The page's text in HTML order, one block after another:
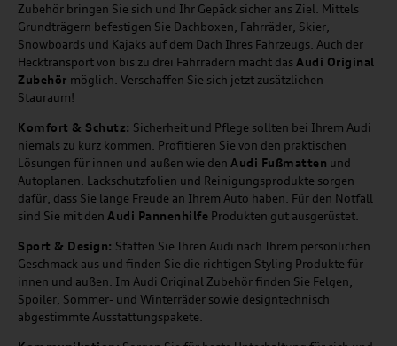
Zubehör bringen Sie sich und Ihr Gepäck sicher ans Ziel. Mittels
Grundträgern befestigen Sie Dachboxen, Fahrräder, Skier,
Snowboards und Kajaks auf dem Dach Ihres Fahrzeugs. Auch der
Hecktransport von bis zu drei Fahrrädern macht das Audi Original
Zubehör möglich. Verschaffen Sie sich jetzt zusätzlichen
Stauraum!
Komfort & Schutz: Sicherheit und Pflege sollten bei Ihrem Audi
niemals zu kurz kommen. Profitieren Sie von den praktischen
Lösungen für innen und außen wie den Audi Fußmatten und
Autoplanen. Lackschutzfolien und Reinigungsprodukte sorgen
dafür, dass Sie lange Freude an Ihrem Auto haben. Für den Notfall
sind Sie mit den Audi Pannenhilfe Produkten gut ausgerüstet.
Sport & Design: Statten Sie Ihren Audi nach Ihrem persönlichen
Geschmack aus und finden Sie die richtigen Styling Produkte für
innen und außen. Im Audi Original Zubehör finden Sie Felgen,
Spoiler, Sommer- und Winterräder sowie designtechnisch
abgestimmte Ausstattungspakete.